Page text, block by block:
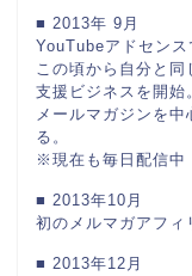
■ 2013年 9月
YouTubeアドセン
この頃から自分と同
支援ビジネスを開始
メールマガジンを
る。
※現在も毎日配信中
■ 2013年10月
初のメルマガアフィ
■ 2013年12月